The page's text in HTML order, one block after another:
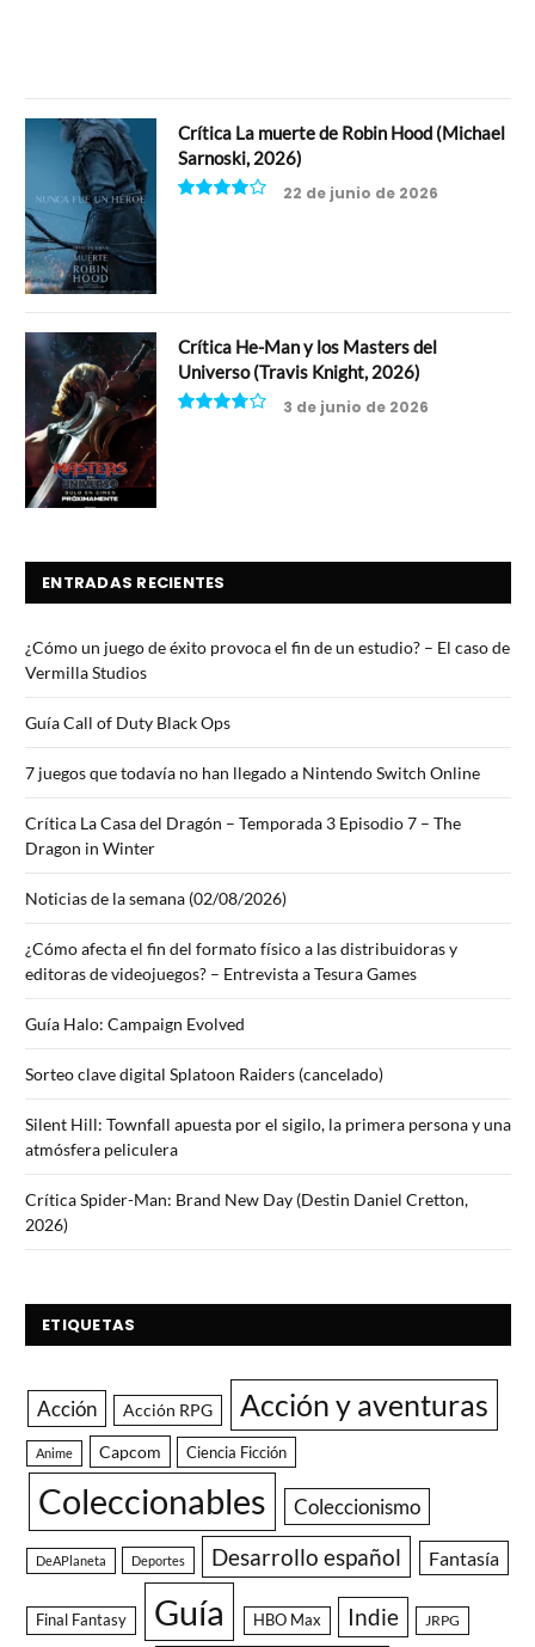
Crítica La muerte de Robin Hood (Michael
Sarnoski, 2026)
22 de junio de 2026
Crítica He-Man y los Masters del
Universo (Travis Knight, 2026)
3 de junio de 2026
ENTRADAS RECIENTES
¿Cómo un juego de éxito provoca el fin de un estudio? – El caso de
Vermilla Studios
Guía Call of Duty Black Ops
7 juegos que todavía no han llegado a Nintendo Switch Online
Crítica La Casa del Dragón – Temporada 3 Episodio 7 – The
Dragon in Winter
Noticias de la semana (02/08/2026)
¿Cómo afecta el fin del formato físico a las distribuidoras y
editoras de videojuegos? – Entrevista a Tesura Games
Guía Halo: Campaign Evolved
Sorteo clave digital Splatoon Raiders (cancelado)
Silent Hill: Townfall apuesta por el sigilo, la primera persona y una
atmósfera peliculera
Crítica Spider-Man: Brand New Day (Destin Daniel Cretton,
2026)
ETIQUETAS
Acción Acción RPG Acción y aventuras
Anime Capcom Ciencia Ficción
Coleccionables Coleccionismo
DeAPlaneta Deportes Desarrollo español Fantasía
Final Fantasy Guía HBO Max Indie JRPG